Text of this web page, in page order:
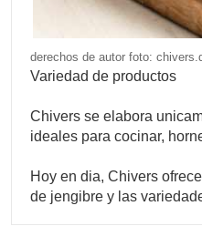
derechos de autor foto:
Variedad de productos
Chivers se elabora
ideales para cocinar,
Hoy en dia, Chivers
de jengibre y las